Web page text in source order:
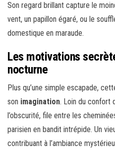
Son regard brillant capture le
vent, un papillon égaré, ou le
domestique en maraude.
Les motivations
nocturne
Plus qu’une simple escapade,
son imagination. Loin du confort
l’obscurité, file entre les
parisien en bandit intrépide. Un
contribuant à l’ambiance